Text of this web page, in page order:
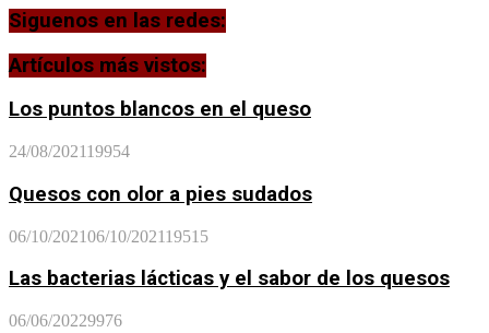
Siguenos en las redes:
Artículos más vistos:
Los puntos blancos en el queso
24/08/202119954
Quesos con olor a pies sudados
06/10/202106/10/202119515
Las bacterias lácticas y el sabor de los quesos
06/06/20229976